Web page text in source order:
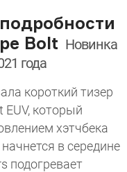
Bolt Новинка
года
короткий тизер
EUV, который
хэтчбека
в середине
подогревает